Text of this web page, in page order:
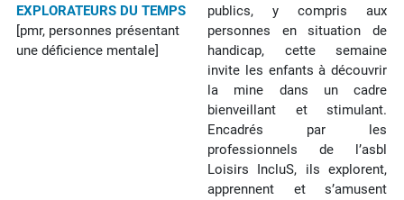
EXPLORATEURS DU TEMPS
[pmr, personnes présentant
une déficience mentale]
publics, y compris aux
personnes en situation de
handicap, cette semaine
invite les enfants à découvrir
la mine dans un cadre
bienveillant et stimulant.
Encadrés par les
professionnels de l’asbl
Loisirs IncluS, ils explorent,
apprennent et s’amusent